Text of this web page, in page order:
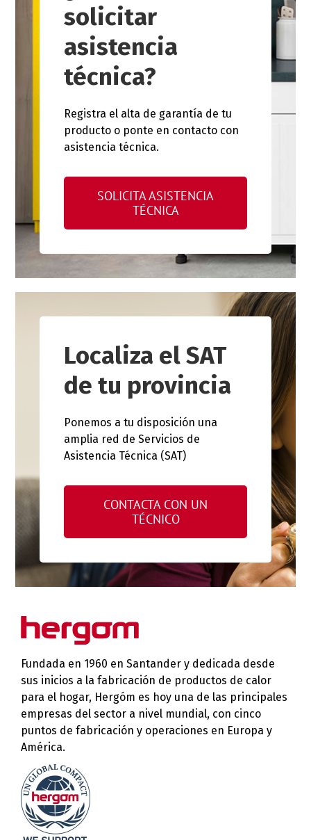
solicitar
asistencia
técnica?
Registra el alta de garantía de tu
producto o ponte en contacto con
asistencia técnica.
SOLICITA ASISTENCIA
TÉCNICA
Localiza el SAT
de tu provincia
Ponemos a tu disposición una
amplia red de Servicios de
Asistencia Técnica (SAT)
CONTACTA CON UN
TÉCNICO
Fundada en 1960 en Santander y dedicada desde
sus inicios a la fabricación de productos de calor
para el hogar, Hergóm es hoy una de las principales
empresas del sector a nivel mundial, con cinco
puntos de fabricación y operaciones en Europa y
América.